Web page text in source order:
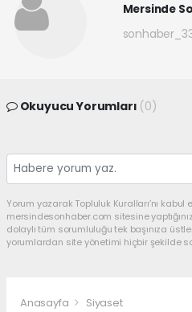
Mersinde
Okuyucu Yorumları (0)
Yorum yazarak Topluluk Kuralları’nı kabul
mersindesonhaber.com sitesine
dolaylı tüm sorumluluğu tek başınıza
yorumlardan site yönetimi hiçbir şekilde
Anasayfa Siyaset